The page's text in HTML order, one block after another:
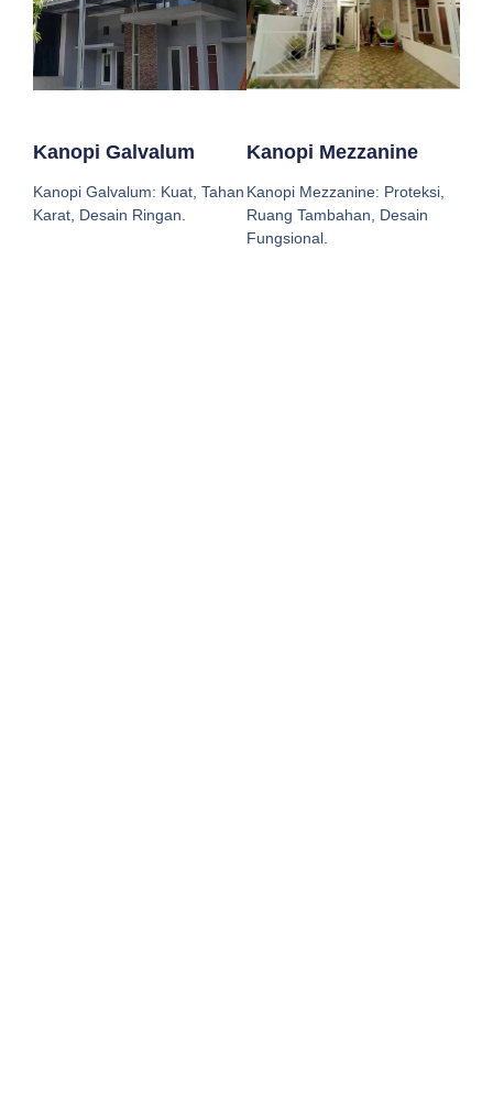
Kanopi Galvalum
Kanopi Galvalum: Kuat, Tahan
Karat, Desain Ringan.
Kanopi Mezzanine
Kanopi Mezzanine: Proteksi,
Ruang Tambahan, Desain
Fungsional.